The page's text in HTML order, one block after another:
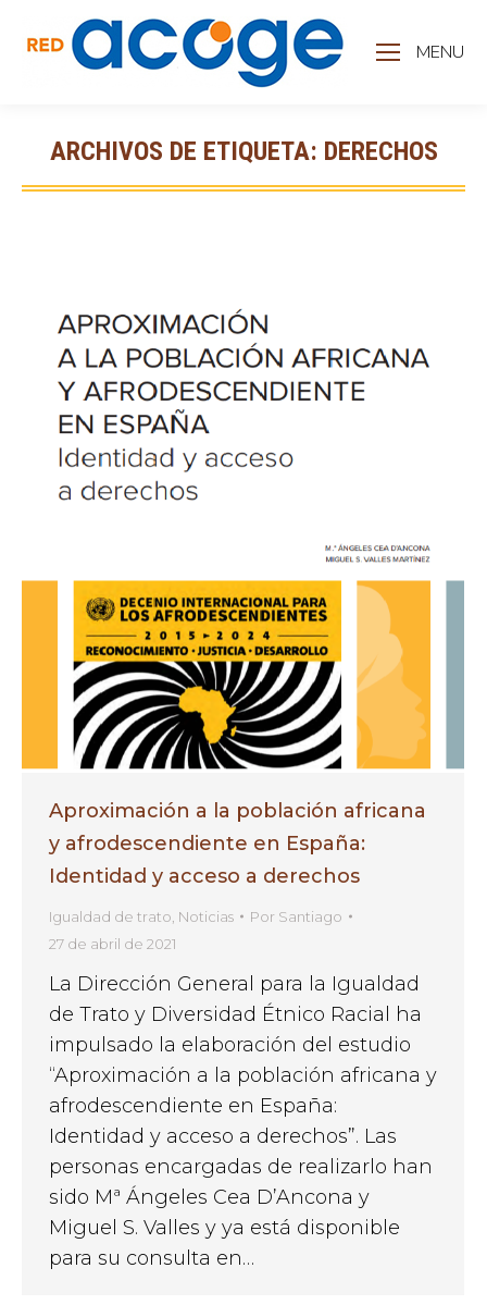
MENU
ARCHIVOS DE ETIQUETA: DERECHOS
Estás aquí:
Aproximación a la población africana
y afrodescendiente en España:
Identidad y acceso a derechos
Igualdad de trato Noticias Por Santiago
27 de abril de 2021
La Dirección General para la Igualdad
de Trato y Diversidad Étnico Racial ha
impulsado la elaboración del estudio
“Aproximación a la población africana y
afrodescendiente en España:
Identidad y acceso a derechos”. Las
personas encargadas de realizarlo han
sido Mª Ángeles Cea D’Ancona y
Miguel S. Valles y ya está disponible
para su consulta en…